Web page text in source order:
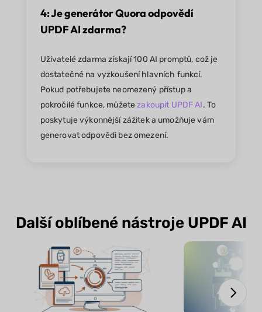
4: Je generátor Quora odpovědí
UPDF AI zdarma?
Uživatelé zdarma získají 100 AI promptů, což je
dostatečné na vyzkoušení hlavních funkcí.
Pokud potřebujete neomezený přístup a
pokročilé funkce, můžetezakoupit UPDF AI. To
poskytuje výkonnější zážitek a umožňuje vám
generovat odpovědi bez omezení.
Další oblíbené nástroje UPDF AI